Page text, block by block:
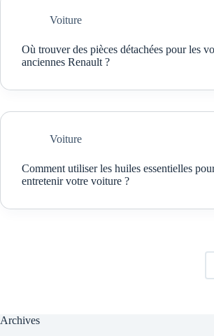
Voiture
Où trouver des pièces détachées pour les
anciennes Renault ?
Voiture
Comment utiliser les huiles essentielles
entretenir votre voiture ?
Archives